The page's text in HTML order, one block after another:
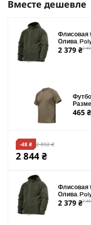
Вместе дешевле
Флисовая
Олива.
2 379 ₴2
465 ₴
-48 ₴ 2 892 ₴
2 844 ₴
Флисовая
Олива.
2 379 ₴2